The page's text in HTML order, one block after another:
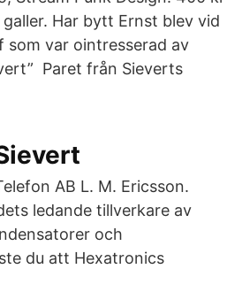
Har bytt Ernst blev vid
som var ointresserad av
Paret från Sieverts
AB L. M. Ericsson.
ledande tillverkare av
och
du att Hexatronics